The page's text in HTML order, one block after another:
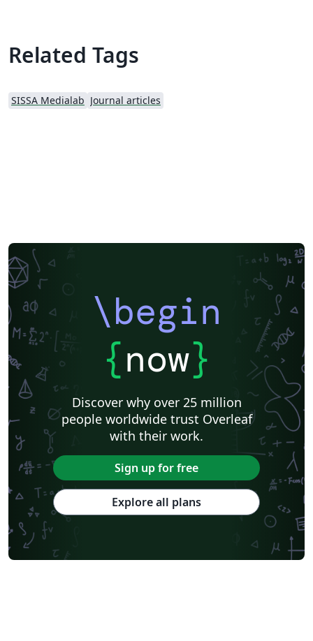
Related Tags
SISSA Medialab Journal articles
\begin
{now}
Discover why over 25 million
people worldwide trust Overleaf
with their work.
Sign up for free
Explore all plans